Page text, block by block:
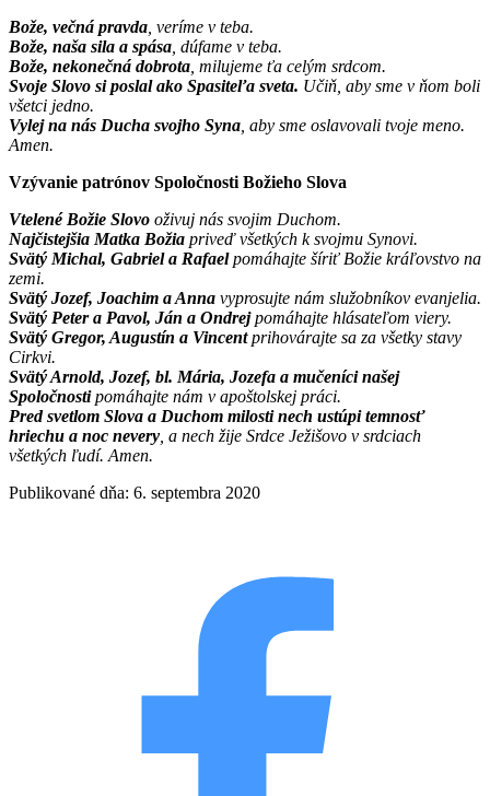
Bože, večná pravda , veríme v teba.
Bože, naša sila a spása , dúfame v teba.
Bože, nekonečná dobrota , milujeme ťa celým srdcom.
Svoje Slovo si poslal ako Spasiteľa sveta. Učiň, aby sme v ňom boli
všetci jedno.
Vylej na nás Ducha svojho Syna , aby sme oslavovali tvoje meno.
Amen.
Vzývanie patrónov Spoločnosti Božieho Slova
Vtelené Božie Slovo oživuj nás svojim Duchom.
Najčistejšia Matka Božia priveď všetkých k svojmu Synovi.
Svätý Michal, Gabriel a Rafaelpomáhajte šíriť Božie kráľovstvo na
zemi.
Svätý Jozef, Joachim a Anna vyprosujte nám služobníkov evanjelia.
Svätý Peter a Pavol, Ján a Ondrejpomáhajte hlásateľom viery.
Svätý Gregor, Augustín a Vincentprihovárajte sa za všetky stavy
Cirkvi.
Svätý Arnold, Jozef, bl. Mária, Jozefa a mučeníci našej
Spoločnostipomáhajte nám v apoštolskej práci.
Pred svetlom Slova a Duchom milosti nech ustúpi temnosť
hriechu a noc nevery , a nech žije Srdce Ježišovo v srdciach
všetkých ľudí. Amen.
Publikované dňa: 6. septembra 2020